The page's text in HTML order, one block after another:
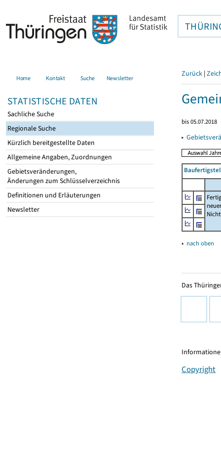
Home Kontakt Suche Newsletter
STATISTISCHE DATEN
Sachliche Suche
Regionale Suche
Kürzlich bereitgestellte Daten
Allgemeine Angaben, Zuordnungen
Gebietsveränderungen,
Änderungen zum Schlüsselverzeichnis
Definitionen und Erläuterungen
Newsletter
Zurück |
bis 05.07.2018
▸
▴ nach oben
Das
Copyright